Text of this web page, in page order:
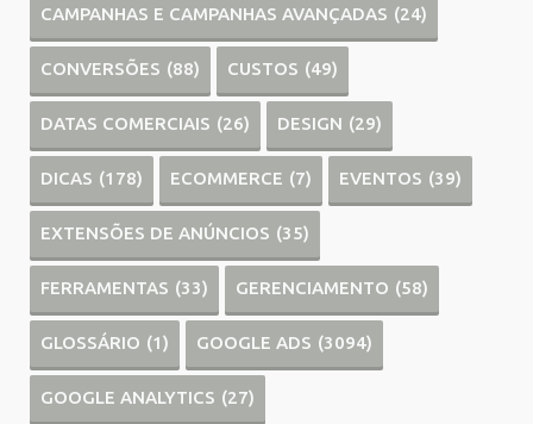
CAMPANHAS E CAMPANHAS AVANÇADAS (24)
CONVERSÕES (88) CUSTOS (49)
DATAS COMERCIAIS (26) DESIGN (29)
DICAS (178) ECOMMERCE (7) EVENTOS (39)
EXTENSÕES DE ANÚNCIOS (35)
FERRAMENTAS (33) GERENCIAMENTO (58)
GLOSSÁRIO (1) GOOGLE ADS (3094)
GOOGLE ANALYTICS (27)